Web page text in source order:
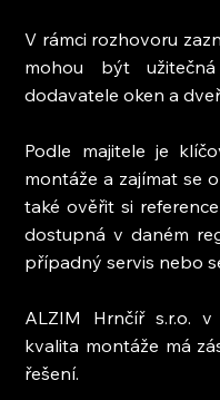
V rámci rozhovoru
mohou být
dodavatele oken a
Podle majitele je
montáže a zajímat se
také ověřit si
dostupná v daném
případný servis nebo
ALZIM Hrnčíř s.r.o.
kvalita montáže má
řešení.